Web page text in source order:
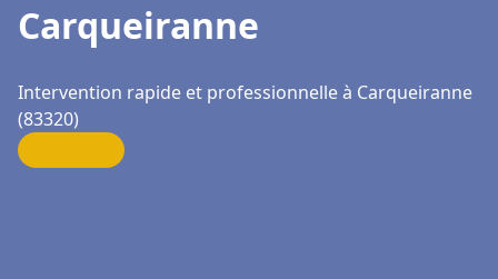
Carqueiranne
Intervention rapide et professionnelle à Carqueiranne
(83320)